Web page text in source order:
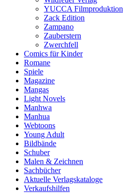
YUCCA Filmproduktion
Zack Edition
Zampano
Zauberstern
Zwerchfell
Comics für Kinder
Romane
Spiele
Magazine
Mangas
Light Novels
Manhwa
Manhua
Webtoons
Young Adult
Bildbände
Schuber
Malen & Zeichnen
Sachbücher
Aktuelle Verlagskataloge
Verkaufshilfen